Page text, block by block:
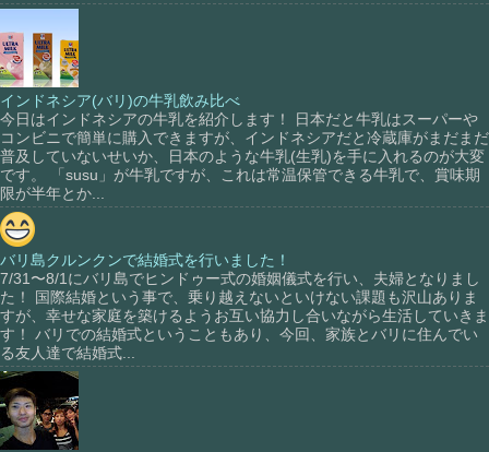
インドネシア(バリ)の牛乳飲み比べ
今日はインドネシアの牛乳を紹介します！ 日本だと牛乳はスーパーや
コンビニで簡単に購入できますが、インドネシアだと冷蔵庫がまだまだ
普及していないせいか、日本のような牛乳(生乳)を手に入れるのが大変
です。 「susu」が牛乳ですが、これは常温保管できる牛乳で、賞味期
限が半年とか...
バリ島クルンクンで結婚式を行いました！
7/31〜8/1にバリ島でヒンドゥー式の婚姻儀式を行い、夫婦となりまし
た！ 国際結婚という事で、乗り越えないといけない課題も沢山ありま
すが、幸せな家庭を築けるようお互い協力し合いながら生活していきま
す！ バリでの結婚式ということもあり、今回、家族とバリに住んでい
る友人達で結婚式...